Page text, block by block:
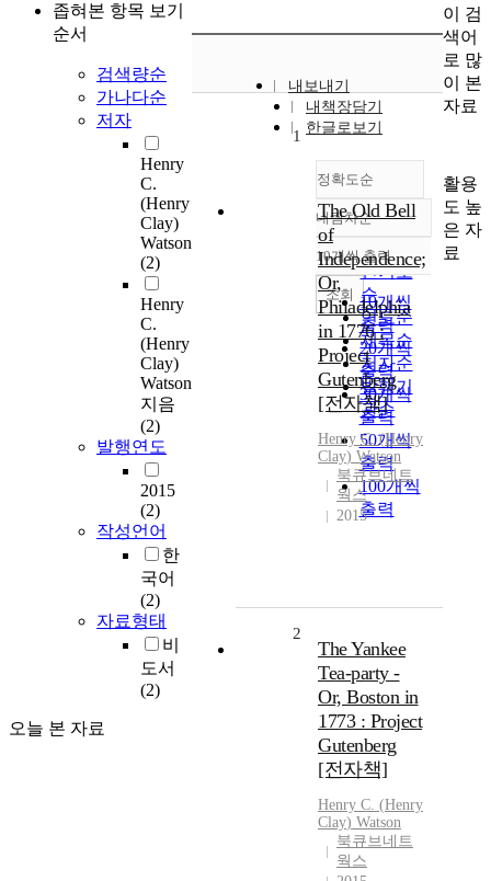
좁혀본 항목 보기
순서
검색량순
가나다순
저자
Henry
C.
(Henry
Clay)
Watson
(2)
Henry
C.
(Henry
Clay)
Watson
지음
(2)
발행연도
2015
(2)
작성언어
한
국어
(2)
자료형태
비
도서
(2)
오늘 본 자료
내보내기
내책장담기
한글로보기
정확도순
정확도
순
인기도
순
연도순
제목순
저자순
발행기
관순
내림차순
내림차순
10개씩 출력
10개씩
출력
20개씩
출력
30개씩
출력
50개씩
출력
100개씩
출력
조회
1
The Old Bell
of
Independence;
Or,
Philadelphia
in 1776 :
Project
Gutenberg
[전자책]
Henry C.(Henry
Clay) Watson
북큐브네트
웍스
2015
2
The Yankee
Tea-party -
Or, Boston in
1773 : Project
Gutenberg
[전자책]
Henry C. (Henry
Clay) Watson
북큐브네트
웍스
이 검
색어
로 많
이 본
자료
활용
도 높
은 자
료